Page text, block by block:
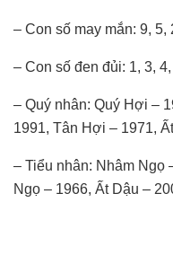
– Con số may mắn: 9, 5,
– Con số đen đủi: 1, 3,
– Quý nhân: Quý Hợi –
1991, Tân Hợi – 1971,
– Tiểu nhân: Nhâm Ngọ
Ngọ – 1966, Ất Dậu –